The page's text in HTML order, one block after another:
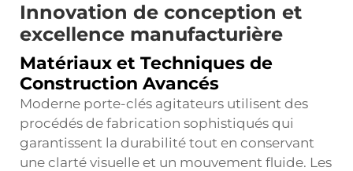
Innovation de conception et
excellence manufacturière
Matériaux et Techniques de
Construction Avancés
Moderne porte-clés agitateurs utilisent des
procédés de fabrication sophistiqués qui
garantissent la durabilité tout en conservant
une clarté visuelle et un mouvement fluide. Les